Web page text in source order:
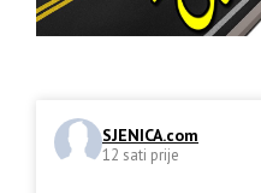
SJENICA.com
12 sati prije